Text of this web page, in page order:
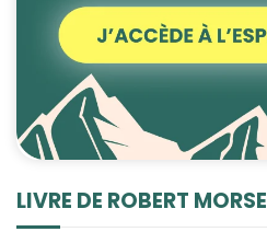
LIVRE DE ROBERT MORSE